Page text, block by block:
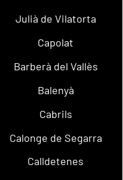
Julià de Vilatorta
Capolat
Barberà del Vallès
Balenyà
Cabrils
Calonge de Segarra
Calldetenes